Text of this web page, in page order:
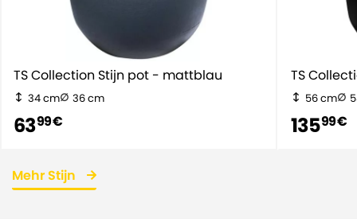
TS Collection Stijn pot - mattblau
34 cm 36 cm
6399 €
TS
56 cm
13599 €
Mehr Stijn